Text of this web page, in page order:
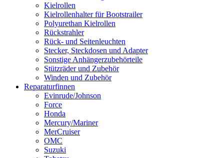
Kielrollen
Kielrollenhalter für Bootstrailer
Polyurethan Kielrollen
Rückstrahler
Rück- und Seitenleuchten
Stecker, Steckdosen und Adapter
Sonstige Anhängerzubehörteile
Stützräder und Zubehör
Winden und Zubehör
Reparaturfinnen
Evinrude/Johnson
Force
Honda
Mercury/Mariner
MerCruiser
OMC
Suzuki